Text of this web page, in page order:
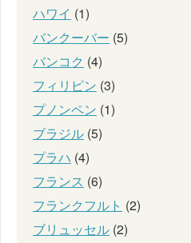
ハワイ (1)
バンクーバー (5)
バンコク (4)
フィリピン (3)
プノンペン (1)
ブラジル (5)
プラハ (4)
フランス (6)
フランクフルト (2)
ブリュッセル (2)